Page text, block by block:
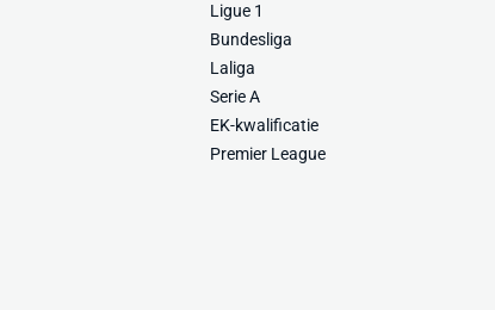
Ligue 1
Bundesliga
Laliga
Serie A
EK-kwalificatie
Premier League